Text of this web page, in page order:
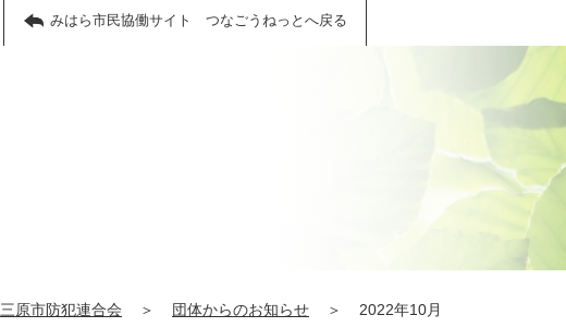
みはら市民協働サイト つなごうねっとへ戻る
三原市防犯連合会 ＞ 団体からのお知らせ ＞ 2022年10月